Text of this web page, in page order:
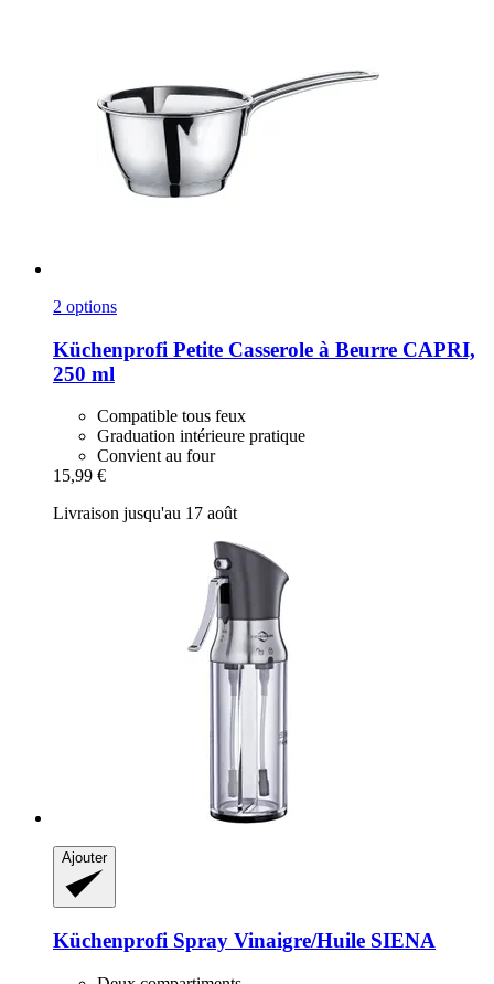
2 options
Küchenprofi Petite Casserole à Beurre CAPRI,
250 ml
Compatible tous feux
Graduation intérieure pratique
Convient au four
15,99 €
Livraison jusqu'au 17 août
Ajouter
Küchenprofi Spray Vinaigre/Huile SIENA